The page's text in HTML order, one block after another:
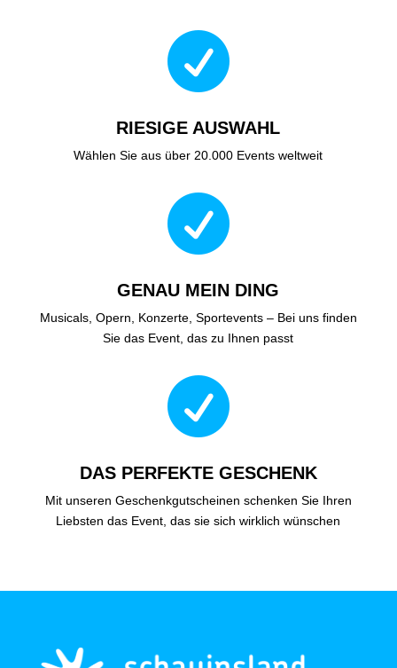

RIESIGE AUSWAHL
Wählen Sie aus über 20.000 Events weltweit

GENAU MEIN DING
Musicals, Opern, Konzerte, Sportevents – Bei uns finden
Sie das Event, das zu Ihnen passt

DAS PERFEKTE GESCHENK
Mit unseren Geschenkgutscheinen schenken Sie Ihren
Liebsten das Event, das sie sich wirklich wünschen